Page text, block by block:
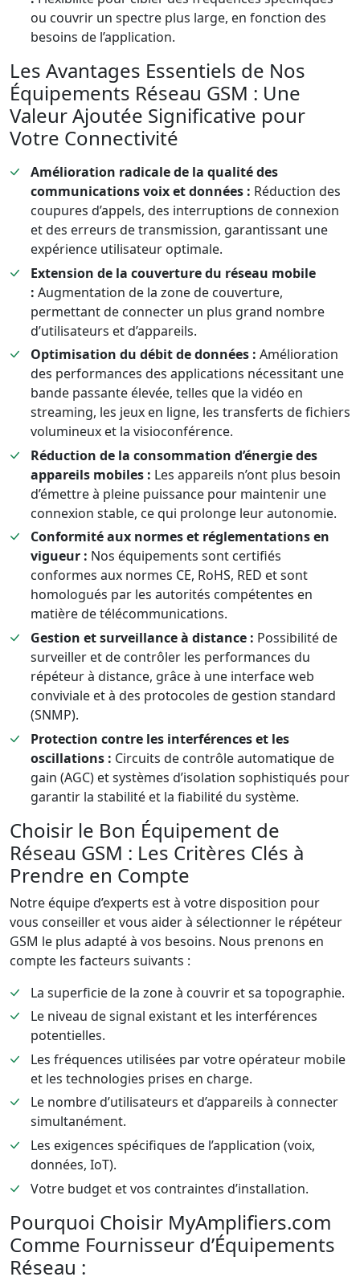
ou couvrir un spectre plus large, en fonction des
besoins de l’application.
Les Avantages Essentiels de Nos
Équipements Réseau GSM : Une
Valeur Ajoutée Significative pour
Votre Connectivité
Amélioration radicale de la qualité des
communications voix et données : Réduction des
coupures d’appels, des interruptions de connexion
et des erreurs de transmission, garantissant une
expérience utilisateur optimale.
Extension de la couverture du réseau mobile
: Augmentation de la zone de couverture,
permettant de connecter un plus grand nombre
d’utilisateurs et d’appareils.
Optimisation du débit de données : Amélioration
des performances des applications nécessitant une
bande passante élevée, telles que la vidéo en
streaming, les jeux en ligne, les transferts de fichiers
volumineux et la visioconférence.
Réduction de la consommation d’énergie des
appareils mobiles : Les appareils n’ont plus besoin
d’émettre à pleine puissance pour maintenir une
connexion stable, ce qui prolonge leur autonomie.
Conformité aux normes et réglementations en
vigueur : Nos équipements sont certifiés
conformes aux normes CE, RoHS, RED et sont
homologués par les autorités compétentes en
matière de télécommunications.
Gestion et surveillance à distance : Possibilité de
surveiller et de contrôler les performances du
répéteur à distance, grâce à une interface web
conviviale et à des protocoles de gestion standard
(SNMP).
Protection contre les interférences et les
oscillations : Circuits de contrôle automatique de
gain (AGC) et systèmes d’isolation sophistiqués pour
garantir la stabilité et la fiabilité du système.
Choisir le Bon Équipement de
Réseau GSM : Les Critères Clés à
Prendre en Compte
Notre équipe d’experts est à votre disposition pour
vous conseiller et vous aider à sélectionner le répéteur
GSM le plus adapté à vos besoins. Nous prenons en
compte les facteurs suivants :
La superficie de la zone à couvrir et sa topographie.
Le niveau de signal existant et les interférences
potentielles.
Les fréquences utilisées par votre opérateur mobile
et les technologies prises en charge.
Le nombre d’utilisateurs et d’appareils à connecter
simultanément.
Les exigences spécifiques de l’application (voix,
données, IoT).
Votre budget et vos contraintes d’installation.
Pourquoi Choisir MyAmplifiers.com
Comme Fournisseur d’Équipements
Réseau :